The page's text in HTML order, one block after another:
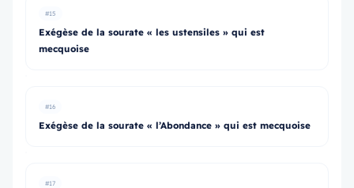
#15
Exégèse de la sourate « les ustensiles » qui est
mecquoise
#16
Exégèse de la sourate « l’Abondance » qui est mecquoise
#17